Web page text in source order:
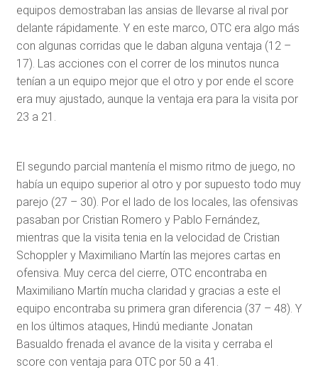
equipos demostraban las ansias de llevarse al rival por
delante rápidamente. Y en este marco, OTC era algo más
con algunas corridas que le daban alguna ventaja (12 –
17). Las acciones con el correr de los minutos nunca
tenían a un equipo mejor que el otro y por ende el score
era muy ajustado, aunque la ventaja era para la visita por
23 a 21.
El segundo parcial mantenía el mismo ritmo de juego, no
había un equipo superior al otro y por supuesto todo muy
parejo (27 – 30). Por el lado de los locales, las ofensivas
pasaban por Cristian Romero y Pablo Fernández,
mientras que la visita tenia en la velocidad de Cristian
Schoppler y Maximiliano Martín las mejores cartas en
ofensiva. Muy cerca del cierre, OTC encontraba en
Maximiliano Martín mucha claridad y gracias a este el
equipo encontraba su primera gran diferencia (37 – 48). Y
en los últimos ataques, Hindú mediante Jonatan
Basualdo frenada el avance de la visita y cerraba el
score con ventaja para OTC por 50 a 41.